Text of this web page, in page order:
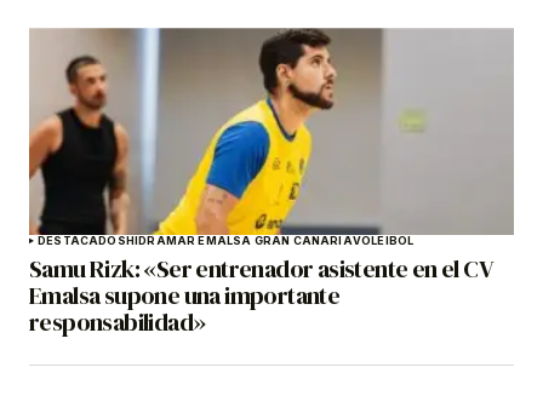
DESTACADOSHIDRAMAR EMALSA GRAN CANARIAVOLEIBOL
Samu Rizk: «Ser entrenador asistente en el CV
Emalsa supone una importante
responsabilidad»